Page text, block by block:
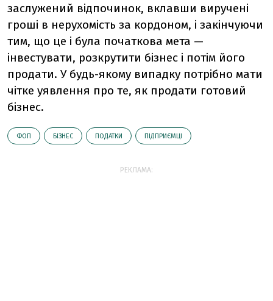
заслужений відпочинок, вклавши виручені
гроші в нерухомість за кордоном, і закінчуючи
тим, що це і була початкова мета —
інвестувати, розкрутити бізнес і потім його
продати. У будь-якому випадку потрібно мати
чітке уявлення про те, як продати готовий
бізнес.
ФОП БІЗНЕС ПОДАТКИ ПІДПРИЄМЦІ
РЕКЛАМА: